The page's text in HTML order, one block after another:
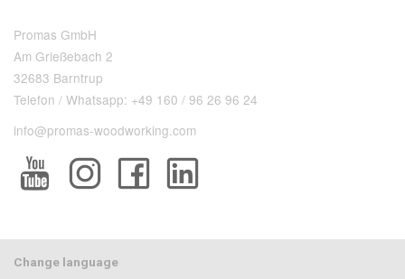
Promas GmbH
Am Grießebach 2
32683 Barntrup
Telefon / Whatsapp: +49 160 / 96 26 96 24
info@promas-woodworking.com
Change language